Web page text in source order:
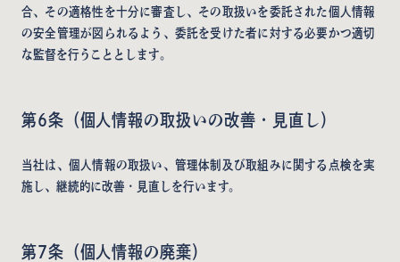
合、その適格性を十分に審査し、その取扱いを委託された個人情報
の安全管理が図られるよう、委託を受けた者に対する必要かつ適切
な監督を行うこととします。
第6条（個人情報の取扱いの改善・見直し）
当社は、個人情報の取扱い、管理体制及び取組みに関する点検を実
施し、継続的に改善・見直しを行います。
第7条（個人情報の廃棄）